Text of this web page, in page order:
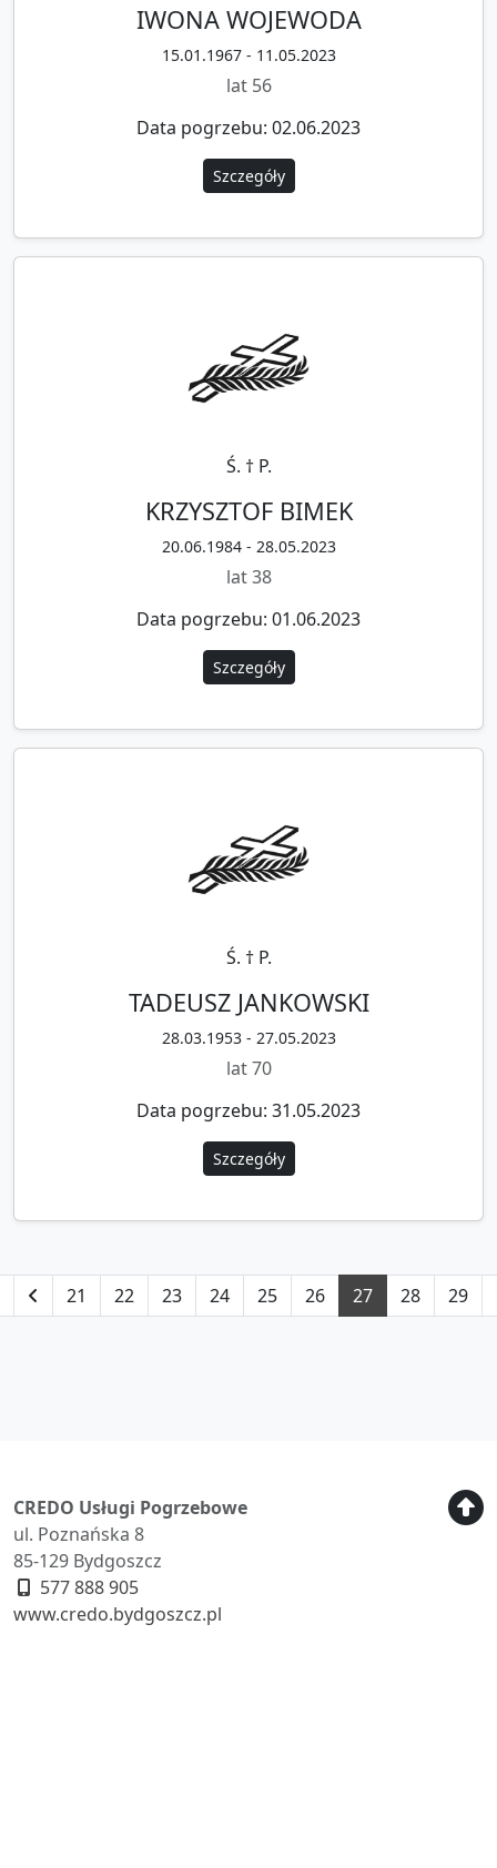
IWONA WOJEWODA
15.01.1967 - 11.05.2023
lat 56
Data pogrzebu: 02.06.2023
Szczegóły
Ś. † P.
KRZYSZTOF BIMEK
20.06.1984 - 28.05.2023
lat 38
Data pogrzebu: 01.06.2023
Szczegóły
Ś. † P.
TADEUSZ JANKOWSKI
28.03.1953 - 27.05.2023
lat 70
Data pogrzebu: 31.05.2023
Szczegóły
21 22 23 24 25 26 27 28 29
CREDO Usługi Pogrzebowe
ul. Poznańska 8
85-129 Bydgoszcz
577 888 905
www.credo.bydgoszcz.pl